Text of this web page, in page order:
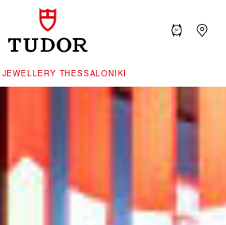
THESSALONIKI‬